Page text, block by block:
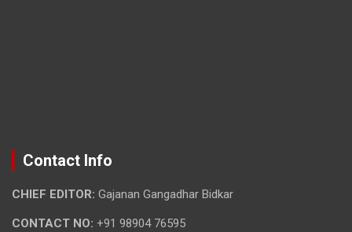
Contact Info
CHIEF EDITOR: Gajanan Gangadhar Bidkar
CONTACT NO: +91 98904 76595